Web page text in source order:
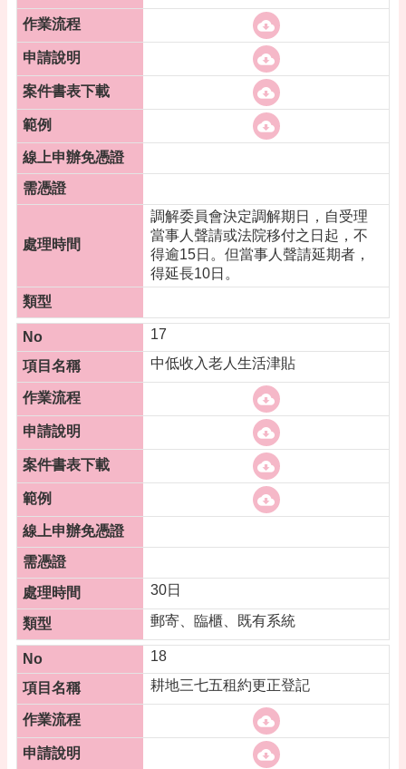
調解委員會決定調解期日，自受理
當事人聲請或法院移付之日起，不
得逾15日。但當事人聲請延期者，
得延長10日。
17
中低收入老人生活津貼
30日
郵寄、臨櫃、既有系統
18
耕地三七五租約更正登記